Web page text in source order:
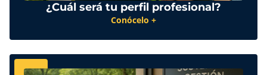
¿Cuál será tu perfil profesional?
Conócelo +